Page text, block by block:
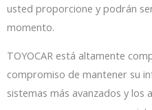
usted proporcione y podrán
momento.
TOYOCAR está altamente
compromiso de mantener su
sistemas más avanzados y los